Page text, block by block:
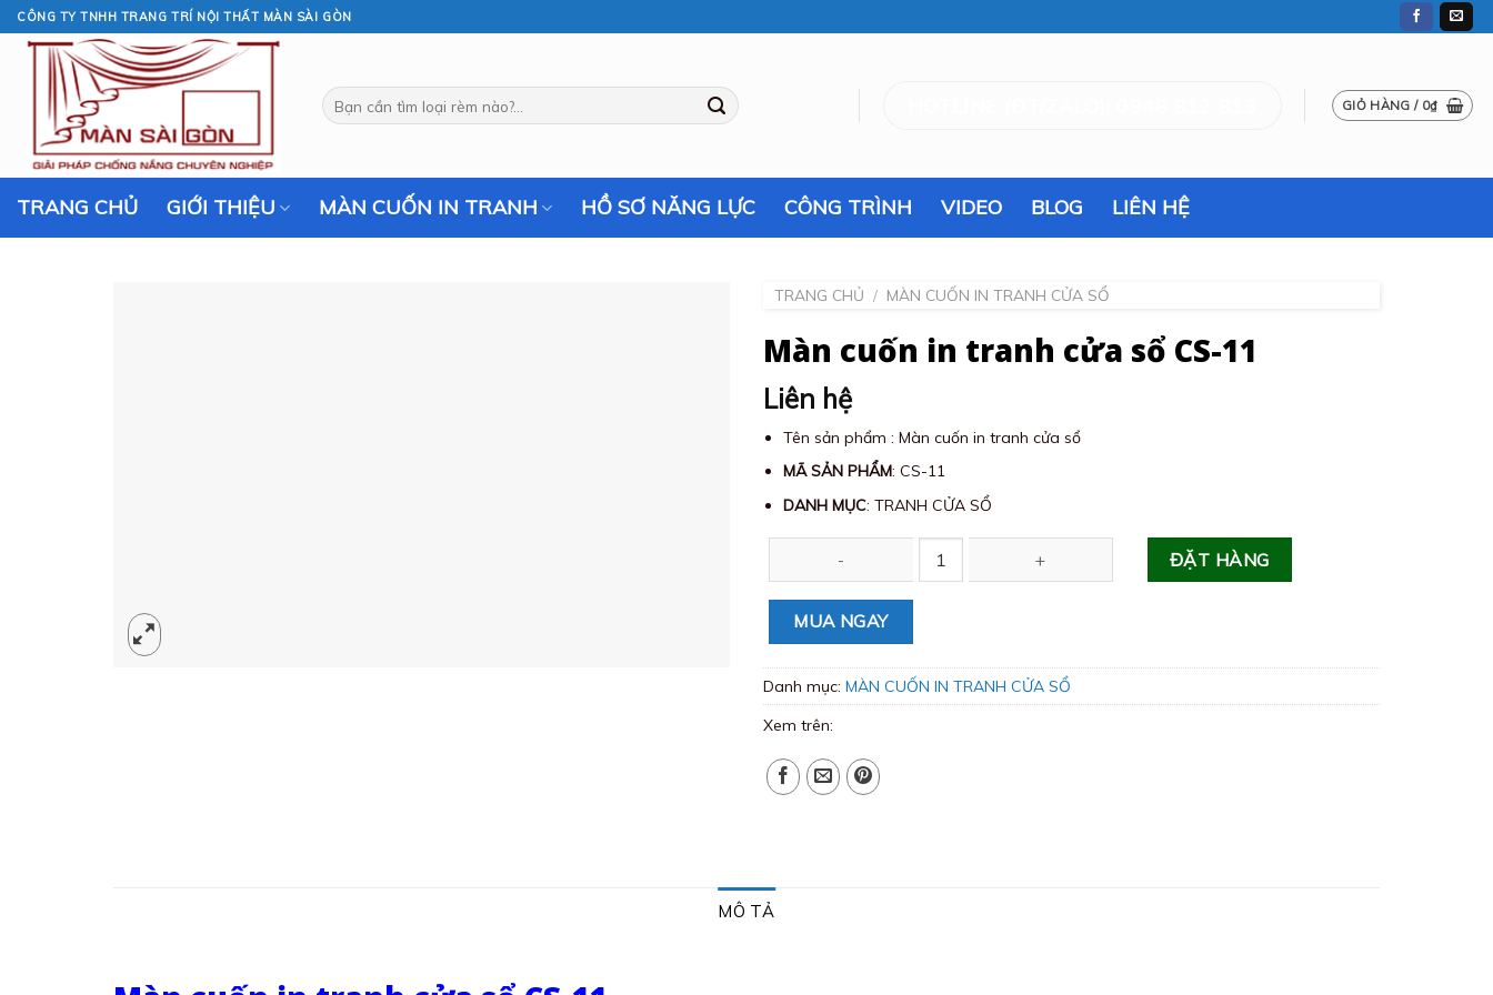
Skip
to
content
CÔNG TY TNHH TRANG TRÍ NỘI THẤT MÀN SÀI GÒN
Tìm
kiếm:
GIỎ HÀNG / 0₫
TRANG CHỦ GIỚI THIỆU MÀN CUỐN IN TRANH HỒ SƠ NĂNG LỰC CÔNG TRÌNH VIDEO BLOG LIÊN HỆ
TRANG CHỦ / MÀN CUỐN IN TRANH CỬA SỔ
Màn cuốn in tranh cửa sổ CS-11
Liên hệ
Tên sản phẩm : Màn cuốn in tranh cửa sổ
MÃ SẢN PHẨM: CS-11
DANH MỤC: TRANH CỬA SỔ
Màn cuốn in tranh cửa sổ CS-11 số lượng ĐẶT HÀNG
MUA NGAY
Danh mục: MÀN CUỐN IN TRANH CỬA SỔ
Xem trên:
MÔ TẢ